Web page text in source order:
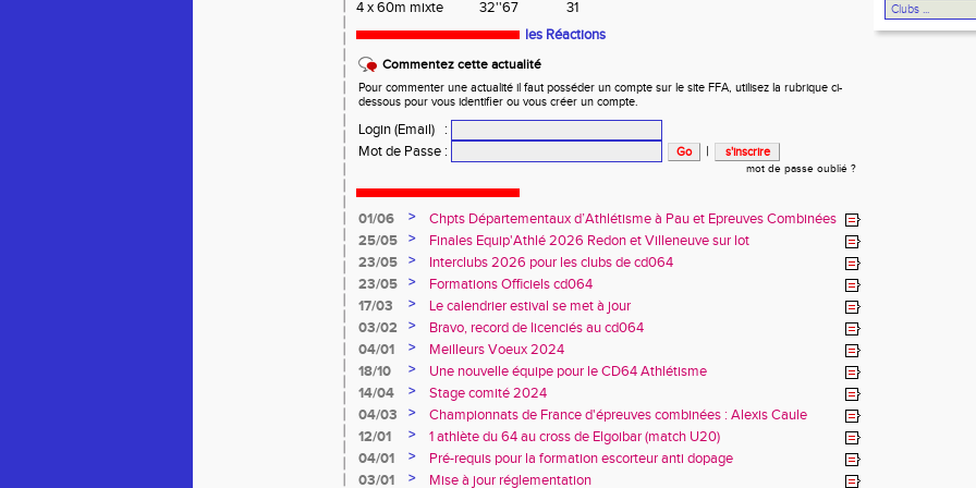
4 x 60m mixte
32''67 31
Pays basque
les Réactions
Commentez cette actualité
Pour commenter une actualité il faut posséder un compte sur le site FFA, utilisez la rubrique ci-
dessous pour vous identifier ou vous créer un compte.
Login (Email)
:
Mot de Passe : |
mot de passe oublié ?
01/06 >
Chpts Départementaux d’Athlétisme à Pau et Epreuves Combinées
Toulouse
25/05 >
Finales Equip'Athlé 2026 Redon et Villeneuve sur lot
23/05
>
Interclubs 2026 pour les clubs de cd064
23/05
>
Formations Officiels cd064
17/03
>
Le calendrier estival se met à jour
03/02
>
Bravo, record de licenciés au cd064
04/01
>
Meilleurs Voeux 2024
18/10
>
Une nouvelle équipe pour le CD64 Athlétisme
14/04
>
Stage comité 2024
04/03
>
Championnats de France d'épreuves combinées : Alexis Caule
Duler titré
12/01 >
1 athlète du 64 au cross de Elgoibar (match U20)
04/01
>
Pré-requis pour la formation escorteur anti dopage
03/01
> Mise à jour réglementation